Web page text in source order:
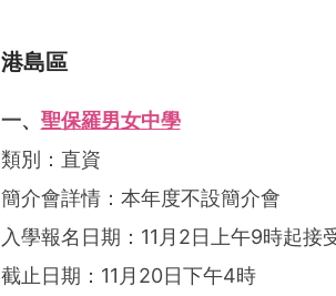
港島區
一、 聖保羅男女中學
類別：直資
簡介會詳情：本年度不設簡介會
入學報名日期：11月2日上午9時起接
截止日期：11月20日下午4時